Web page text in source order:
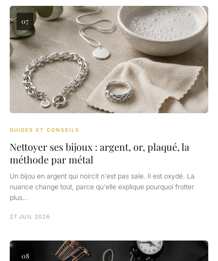
07
GUIDES ET CONSEILS
Nettoyer ses bijoux : argent, or, plaqué, la
méthode par métal
Un bijou en argent qui noircit n'est pas sale. Il est oxydé. La
nuance change tout, parce qu'elle explique pourquoi frotter
plus…
27 JUIL 2026
08